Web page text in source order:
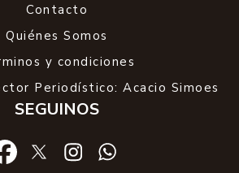
Contacto
Quiénes Somos
y condiciones
Periodístico: Acacio Simoes
SEGUINOS